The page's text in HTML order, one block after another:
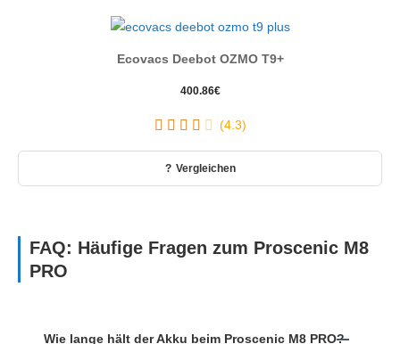
Ecovacs Deebot OZMO T9+
400.86€
(4.3)
Vergleichen
FAQ: Häufige Fragen zum Proscenic M8
PRO
Wie lange hält der Akku beim Proscenic M8 PRO?